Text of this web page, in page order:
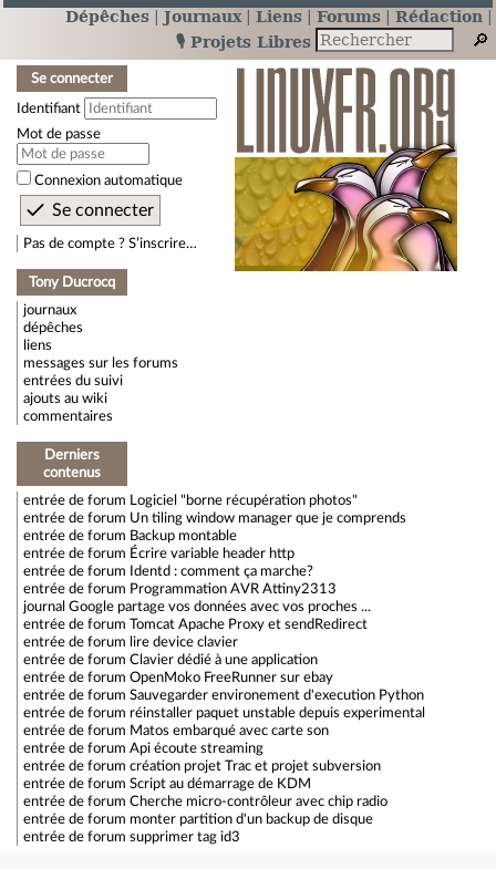
Dépêches Journaux Liens Forums
Rédaction
🎙️ Projets Libres
Se connecter
Identifiant
Mot de passe
Connexion automatique
Pas de compte ? S’inscrire…
Tony Ducrocq
journaux
dépêches
liens
messages sur les forums
entrées du suivi
ajouts au wiki
commentaires
Derniers
contenus
entrée de forum
Logiciel "borne récupération photos"
entrée de forum Un tiling window manager que je comprends
entrée de forum Backup montable
entrée de forum Écrire variable header http
entrée de forum
Identd : comment ça marche?
entrée de forum Programmation AVR Attiny2313
journal Google partage vos données avec vos proches ...
entrée de forum Tomcat Apache Proxy et sendRedirect
entrée de forum lire device clavier
entrée de forum Clavier dédié à une application
entrée de forum OpenMoko FreeRunner sur ebay
entrée de forum Sauvegarder environement d'execution Python
entrée de forum réinstaller paquet unstable depuis experimental
entrée de forum Matos embarqué avec carte son
entrée de forum Api écoute streaming
entrée de forum création projet Trac et projet subversion
entrée de forum Script au démarrage de KDM
entrée de forum Cherche micro-contrôleur avec chip radio
entrée de forum monter partition d'un backup de disque
entrée de forum supprimer tag id3